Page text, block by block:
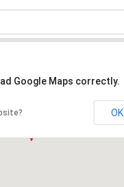
Google Maps correctly.
OK